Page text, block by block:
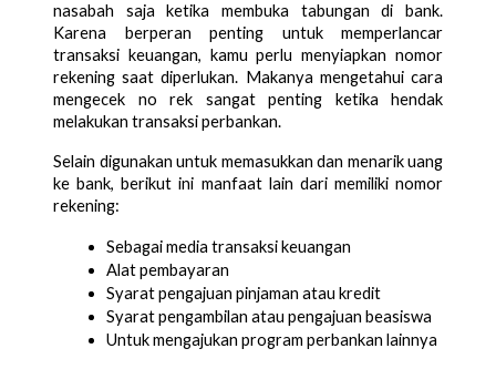
nasabah saja ketika membuka tabungan di bank.
Karena berperan penting untuk memperlancar
transaksi keuangan, kamu perlu menyiapkan nomor
rekening saat diperlukan. Makanya mengetahui cara
mengecek no rek sangat penting ketika hendak
melakukan transaksi perbankan.
Selain digunakan untuk memasukkan dan menarik uang
ke bank, berikut ini manfaat lain dari memiliki nomor
rekening:
Sebagai media transaksi keuangan
Alat pembayaran
Syarat pengajuan pinjaman atau kredit
Syarat pengambilan atau pengajuan beasiswa
Untuk mengajukan program perbankan lainnya